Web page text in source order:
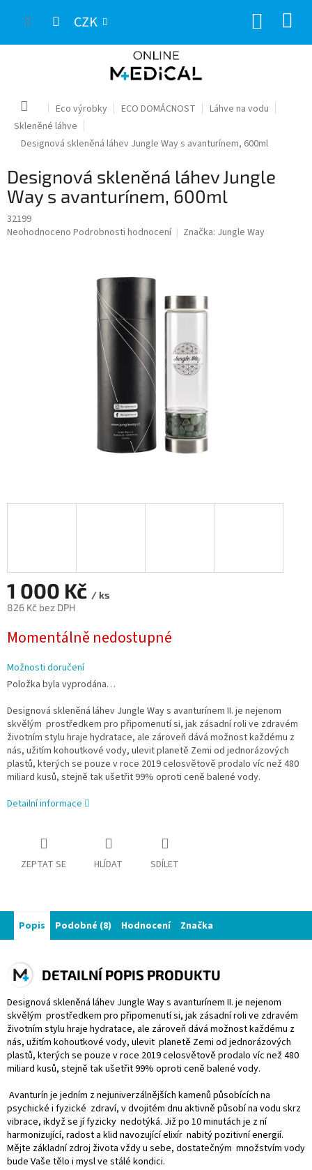
CZK
Domů Eco výrobky ECO DOMÁCNOST
Láhve na vodu
Skleněné láhve
Designová skleněná láhev Jungle Way s avanturínem, 600ml
Designová skleněná láhev Jungle
Way s avanturínem, 600ml
32199
Průměrné
Neohodnoceno Podrobnosti hodnocení Značka: Jungle Way
1 000 Kč / ks
826 Kč bez DPH
cena:
Momentálně nedostupné
Možnosti doručení
Položka byla vyprodána…
Designová skleněná láhev Jungle Way s avanturínem II. je nejenom
skvělým prostředkem pro připomenutí si, jak zásadní roli ve zdravém
životním stylu hraje hydratace, ale zároveň dává možnost každému z
nás, užitím kohoutkové vody, ulevitplanetě Zemi od jednorázových
plastů, kterých se pouze v roce 2019 celosvětově prodalo víc než 480
miliard kusů, stejně tak ušetřit 99% oproti ceně balené vody.
Detailní informace
ZEPTAT SE HLÍDAT SDÍLET
Popis Podobné (8) Hodnocení Značka
DETAILNÍ POPIS PRODUKTU
Designová skleněná láhev Jungle Way s avanturínem II. je nejenom
skvělým prostředkem pro připomenutí si, jak zásadní roli ve zdravém
životním stylu hraje hydratace, ale zároveň dává možnost každému z
nás, užitím kohoutkové vody, ulevit planetě Zemi od jednorázových
plastů, kterých se pouze v roce 2019 celosvětově prodalo víc než 480
miliard kusů, stejně tak ušetřit 99% oproti ceně balené vody.
Avanturín je jedním z nejuniverzálnějších kamenů působících na
psychické i fyzické zdraví, v dvojitém dnu aktivně působí na vodu skrz
vibrace, ikdyž se jí fyzicky nedotýká. Již po 10 minutách je z ní
harmonizující, radost a klid navozující elixír nabitý pozitivní energií.
Mějte základní zdroj života vždy u sebe, dostatečným množstvím vody
bude Vaše tělo i mysl ve stálé kondici.